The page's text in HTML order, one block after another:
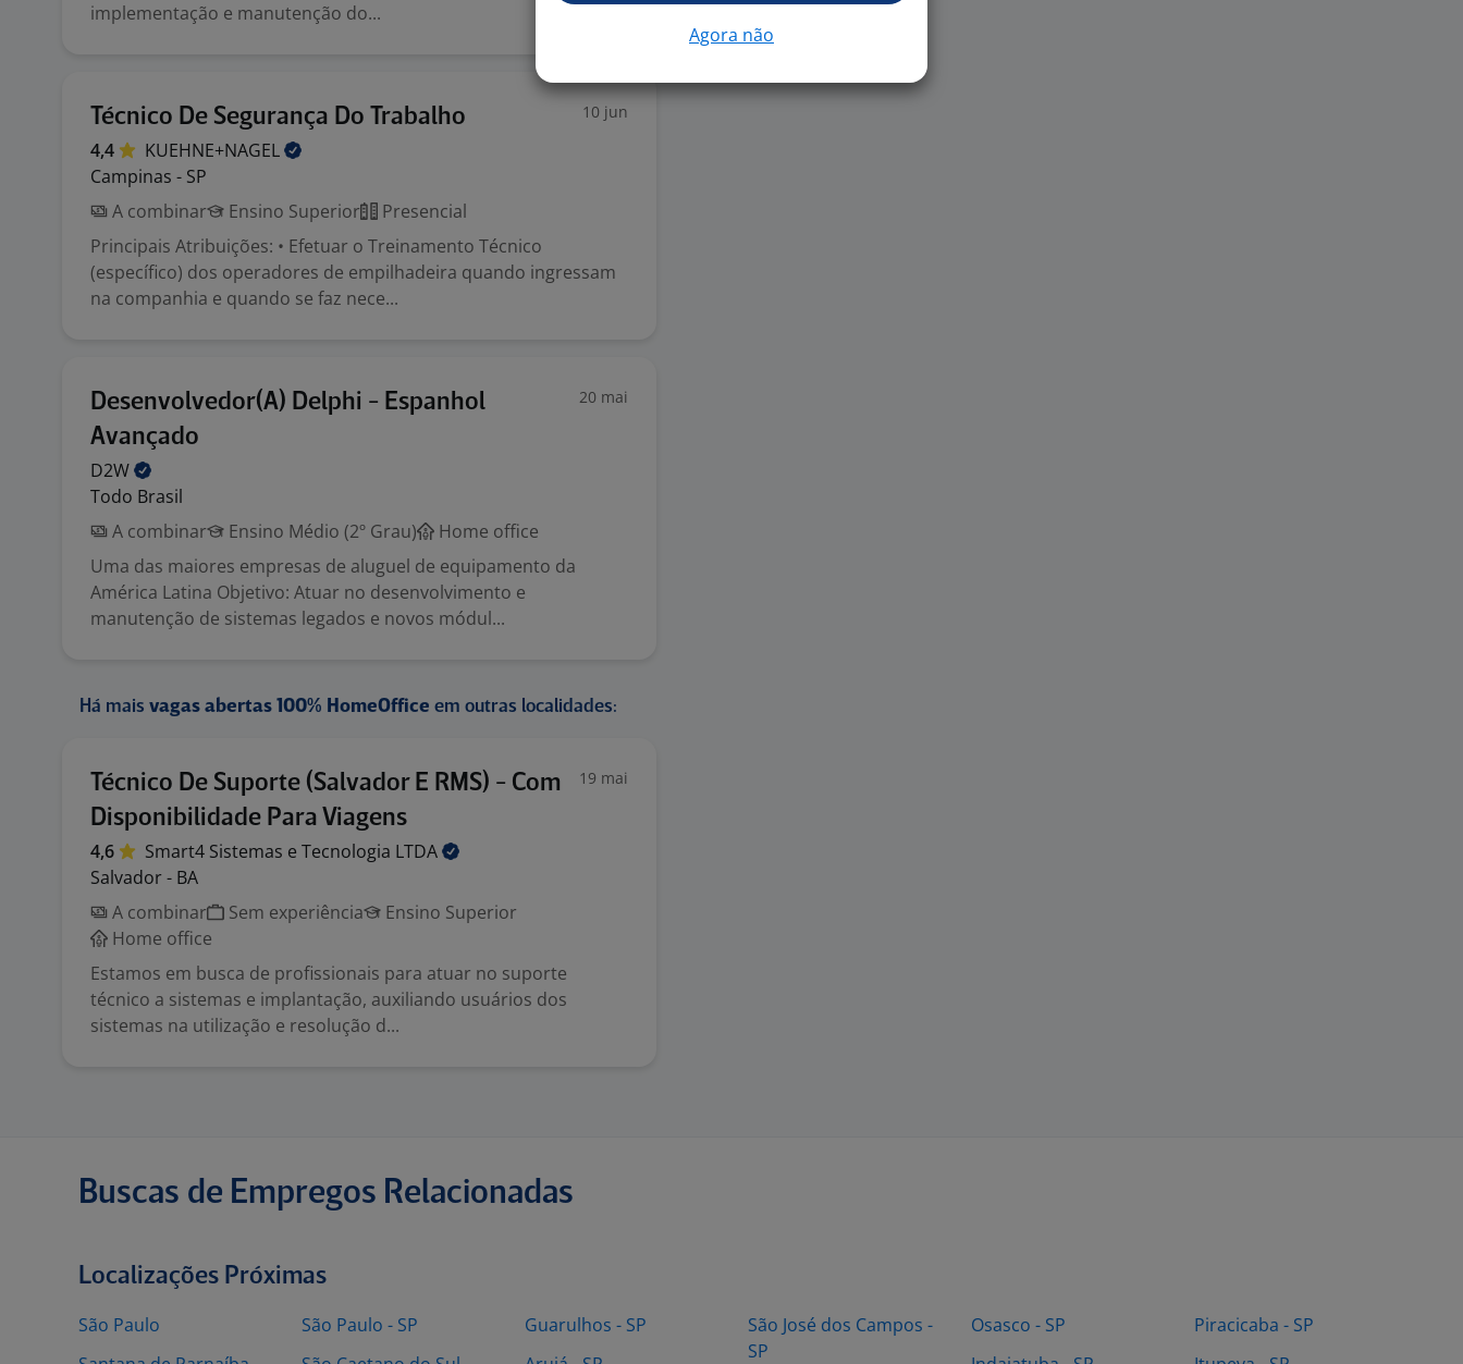
implementação e manutenção do...
Técnico De Segurança Do Trabalho 10 jun
4,4
KUEHNE+NAGEL
Campinas - SP
A combinar
Ensino Superior
Presencial
Principais Atribuições: • Efetuar o Treinamento Técnico
(específico) dos operadores de empilhadeira quando ingressam
na companhia e quando se faz nece...
Desenvolvedor(A) Delphi - Espanhol
Avançado
20 mai
D2W
Todo Brasil
A combinar
Ensino Médio (2º Grau)
Home office
Uma das maiores empresas de aluguel de equipamento da
América Latina Objetivo: Atuar no desenvolvimento e
manutenção de sistemas legados e novos módul...
Há mais vagas abertas 100% HomeOffice em outras localidades:
Técnico De Suporte (Salvador E RMS) - Com
Disponibilidade Para Viagens
19 mai
4,6 Smart4 Sistemas e Tecnologia LTDA
Salvador - BA
A combinar
Sem experiência
Ensino Superior
Home office
Estamos em busca de profissionais para atuar no suporte
técnico a sistemas e implantação, auxiliando usuários dos
sistemas na utilização e resolução d...
Buscas de Empregos Relacionadas
Localizações Próximas
São Paulo
São Paulo - SP
Guarulhos - SP
São José dos Campos -
SP
Osasco - SP
Piracicaba - SP
Agora não